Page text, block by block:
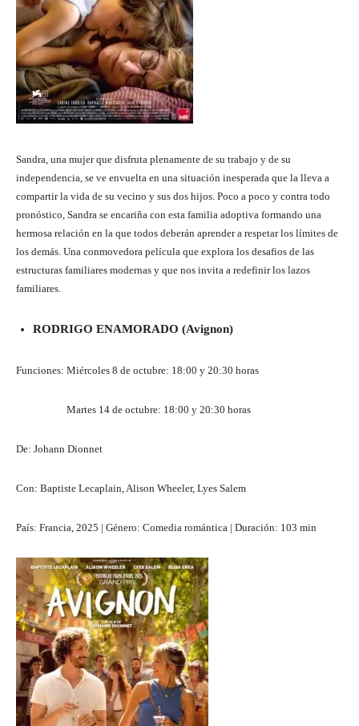
Sandra, una mujer que disfruta plenamente de su trabajo y de su
independencia, se ve envuelta en una situación inesperada que la lleva a
compartir la vida de su vecino y sus dos hijos. Poco a poco y contra todo
pronóstico, Sandra se encariña con esta familia adoptiva formando una
hermosa relación en la que todos deberán aprender a respetar los límites de
los demás. Una conmovedora película que explora los desafios de las
estructuras familiares modernas y que nos invita a redefinir los lazos
familiares.
RODRIGO ENAMORADO (Avignon)
Funciones: Miércoles 8 de octubre: 18:00 y 20:30 horas
Martes 14 de octubre: 18:00 y 20:30 horas
De: Johann Dionnet
Con: Baptiste Lecaplain, Alison Wheeler, Lyes Salem
País: Francia, 2025 | Género: Comedia romántica | Duración: 103 min